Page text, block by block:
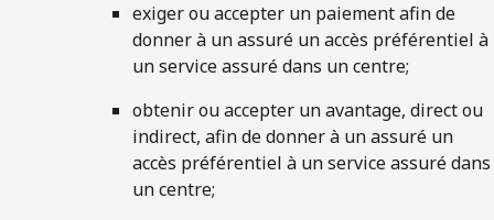
exiger ou accepter un paiement afin de
donner à un assuré un accès préférentiel à
un service assuré dans un centre;
obtenir ou accepter un avantage, direct ou
indirect, afin de donner à un assuré un
accès préférentiel à un service assuré dans
un centre;